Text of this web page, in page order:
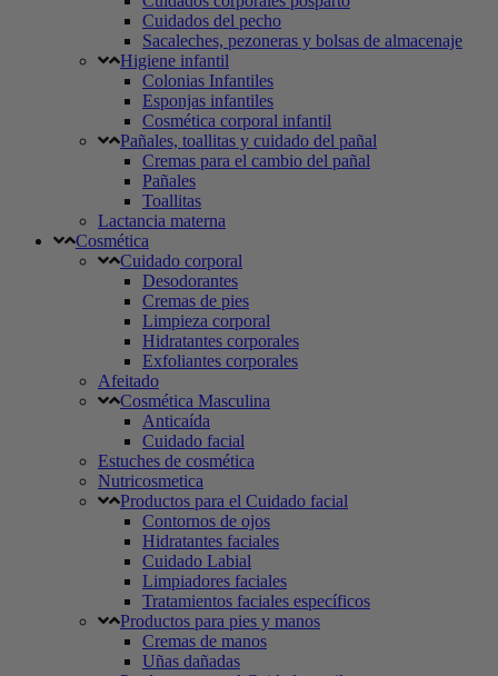
Cuidados del pecho
Sacaleches, pezoneras y bolsas de almacenaje
Higiene infantil
Colonias Infantiles
Esponjas infantiles
Cosmética corporal infantil
Pañales, toallitas y cuidado del pañal
Cremas para el cambio del pañal
Pañales
Toallitas
Lactancia materna
Cosmética
Cuidado corporal
Desodorantes
Cremas de pies
Limpieza corporal
Hidratantes corporales
Exfoliantes corporales
Afeitado
Cosmética Masculina
Anticaída
Cuidado facial
Estuches de cosmética
Nutricosmetica
Productos para el Cuidado facial
Contornos de ojos
Hidratantes faciales
Cuidado Labial
Limpiadores faciales
Tratamientos faciales específicos
Productos para pies y manos
Cremas de manos
Uñas dañadas